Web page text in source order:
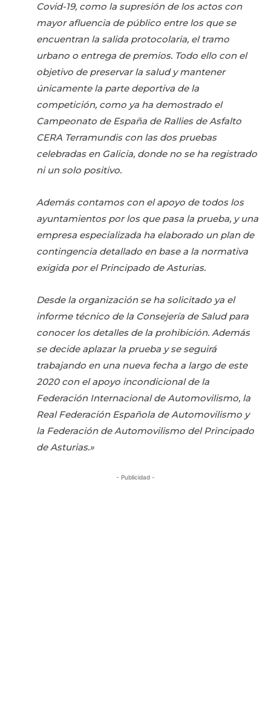
Covid-19, como la supresión de los actos con
mayor afluencia de público entre los que se
encuentran la salida protocolaria, el tramo
urbano o entrega de premios. Todo ello con el
objetivo de preservar la salud y mantener
únicamente la parte deportiva de la
competición, como ya ha demostrado el
Campeonato de España de Rallies de Asfalto
CERA Terramundis con las dos pruebas
celebradas en Galicia, donde no se ha registrado
ni un solo positivo.
Además contamos con el apoyo de todos los
ayuntamientos por los que pasa la prueba, y una
empresa especializada ha elaborado un plan de
contingencia detallado en base a la normativa
exigida por el Principado de Asturias.
Desde la organización se ha solicitado ya el
informe técnico de la Consejería de Salud para
conocer los detalles de la prohibición. Además
se decide aplazar la prueba y se seguirá
trabajando en una nueva fecha a largo de este
2020 con el apoyo incondicional de la
Federación Internacional de Automovilismo, la
Real Federación Española de Automovilismo y
la Federación de Automovilismo del Principado
de Asturias.»
- Publicidad -